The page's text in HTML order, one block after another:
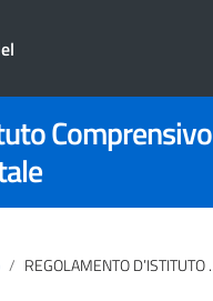
Comprensivo
REGOLAMENTO D’ISTITUTO PER LA PREVENZIONE E IL CONTRASTO DEL BULLISMO E CYBERBULLISMO